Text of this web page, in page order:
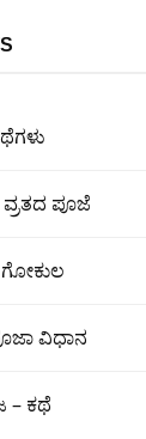
ಪೂಜೆ
ವಿಧಾನ
– ಕಥೆ